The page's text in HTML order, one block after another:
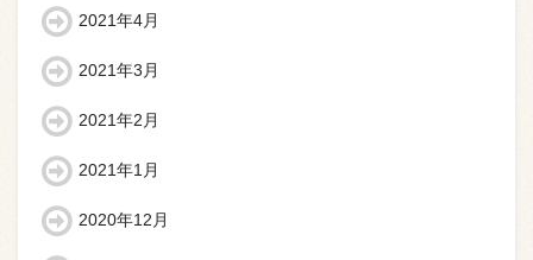
2021年4月
2021年3月
2021年2月
2021年1月
2020年12月